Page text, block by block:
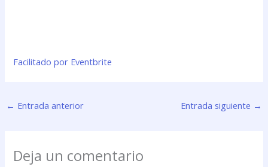
Facilitado por Eventbrite
← Entrada anterior Entrada siguiente →
Deja un comentario